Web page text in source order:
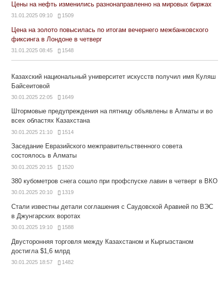
Цены на нефть изменились разнонаправленно на мировых биржах
31.01.2025 09:10 1509
Цена на золото повысилась по итогам вечернего межбанковского
фиксинга в Лондоне в четверг
31.01.2025 08:45 1548
Казахский национальный университет искусств получил имя Куляш
Байсеитовой
30.01.2025 22:05 1649
Штормовые предупреждения на пятницу объявлены в Алматы и во
всех областях Казахстана
30.01.2025 21:10 1514
Заседание Евразийского межправительственного совета
состоялось в Алматы
30.01.2025 20:15 1520
380 кубометров снега сошло при профспуске лавин в четверг в ВКО
30.01.2025 20:10 1319
Стали известны детали соглашения с Саудовской Аравией по ВЭС
в Джунгарских воротах
30.01.2025 19:10 1588
Двусторонняя торговля между Казахстаном и Кыргызстаном
достигла $1,6 млрд
30.01.2025 18:57 1482